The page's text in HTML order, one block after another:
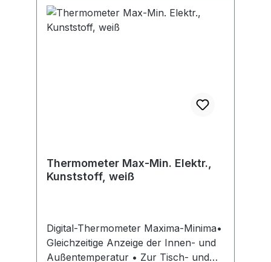
Thermometer Max-Min. Elektr.,
Kunststoff, weiß
Digital-Thermometer Maxima-Minima•
Gleichzeitige Anzeige der Innen- und
Außentemperatur • Zur Tisch- und